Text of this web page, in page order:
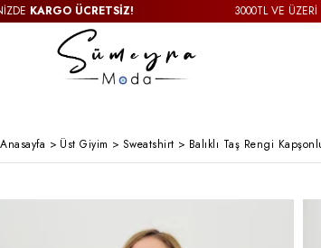
KARGO ÜCRETSİZ! 3000TL VE ÜZERİ TÜM
Anasayfa > Üst Giyim > Sweatshirt > Balıklı Taş Rengi